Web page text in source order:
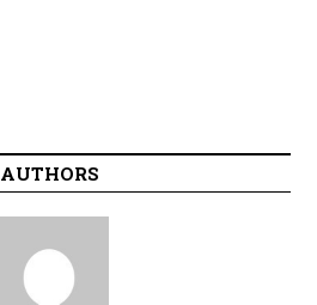
AUTHORS